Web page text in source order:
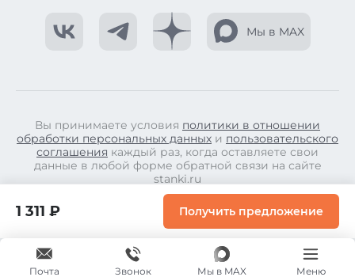
1 311 ₽ Получить предложение
Мы в MAX
Вы принимаете условия политики в отношении
обработки персональных данных и пользовательского
соглашения каждый раз, когда оставляете свои
данные в любой форме обратной связи на сайте
stanki.ru
© Copyright 2026.
Все права защищены.
Почта Мы в MAX Меню